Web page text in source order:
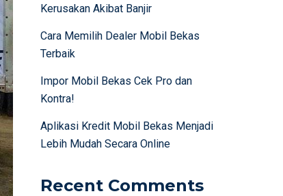
Kerusakan Akibat Banjir
Cara Memilih Dealer Mobil Bekas
Terbaik
Impor Mobil Bekas Cek Pro dan
Kontra!
Aplikasi Kredit Mobil Bekas Menjadi
Lebih Mudah Secara Online
Recent Comments